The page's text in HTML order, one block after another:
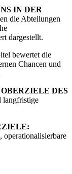
IN DER
die Abteilungen
dargestellt.
bewertet die
Chancen und
DES
langfristige
operationalisierbare